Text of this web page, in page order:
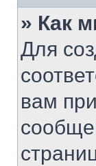
» Как
Для
вам